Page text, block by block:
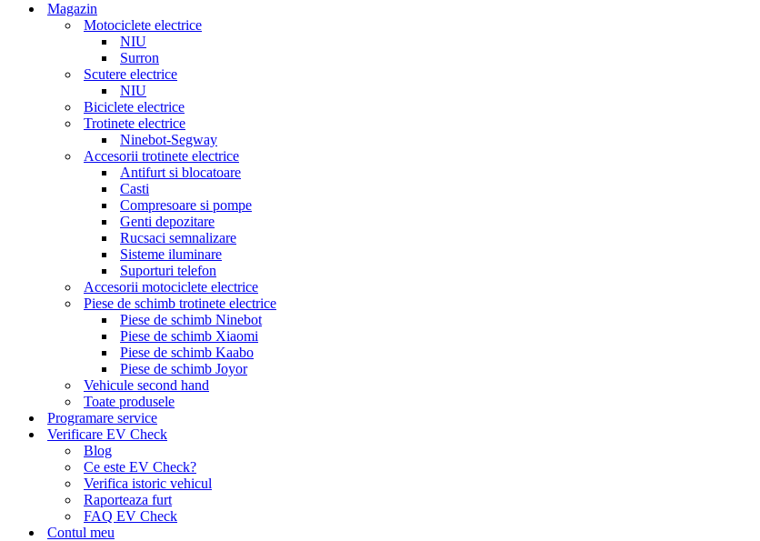
Magazin
Motociclete electrice
NIU
Surron
Scutere electrice
NIU
Biciclete electrice
Trotinete electrice
Ninebot-Segway
Accesorii trotinete electrice
Antifurt si blocatoare
Casti
Compresoare si pompe
Genti depozitare
Rucsaci semnalizare
Sisteme iluminare
Suporturi telefon
Accesorii motociclete electrice
Piese de schimb trotinete electrice
Piese de schimb Ninebot
Piese de schimb Xiaomi
Piese de schimb Kaabo
Piese de schimb Joyor
Vehicule second hand
Toate produsele
Programare service
Verificare EV Check
Blog
Ce este EV Check?
Verifica istoric vehicul
Raporteaza furt
FAQ EV Check
Contul meu